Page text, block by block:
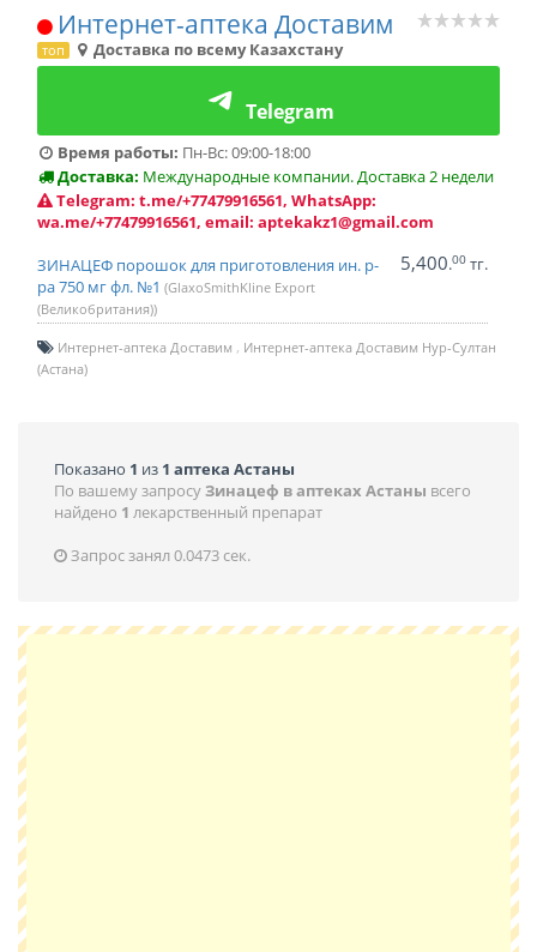
Интернет-аптека Доставим
топ Доставка по всему Казахстану
Telegram
Время работы: Пн-Вс: 09:00-18:00
Доставка: Международные компании. Доставка 2 недели
Telegram: t.me/+77479916561, WhatsApp:
wa.me/+77479916561, email: aptekakz1@gmail.com
ЗИНАЦЕФ порошок для приготовления ин. р-
ра 750 мг фл. №1 (GlaxoSmithKline Export
(Великобритания))
5,400.00 тг.
Интернет-аптека Доставим
Интернет-аптека Доставим Нур-Султан
(Астана)
Показано 1 из 1 аптека Астаны
По вашему запросуЗинацеф в аптеках Астаны всего
найдено 1 лекарственный препарат
Запрос занял 0.0473 сек.